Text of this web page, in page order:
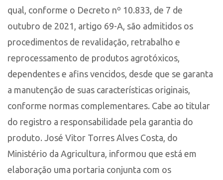
qual, conforme o Decreto nº 10.833, de 7 de
outubro de 2021, artigo 69-A, são admitidos os
procedimentos de revalidação, retrabalho e
reprocessamento de produtos agrotóxicos,
dependentes e afins vencidos, desde que se garanta
a manutenção de suas características originais,
conforme normas complementares. Cabe ao titular
do registro a responsabilidade pela garantia do
produto. José Vitor Torres Alves Costa, do
Ministério da Agricultura, informou que está em
elaboração uma portaria conjunta com os